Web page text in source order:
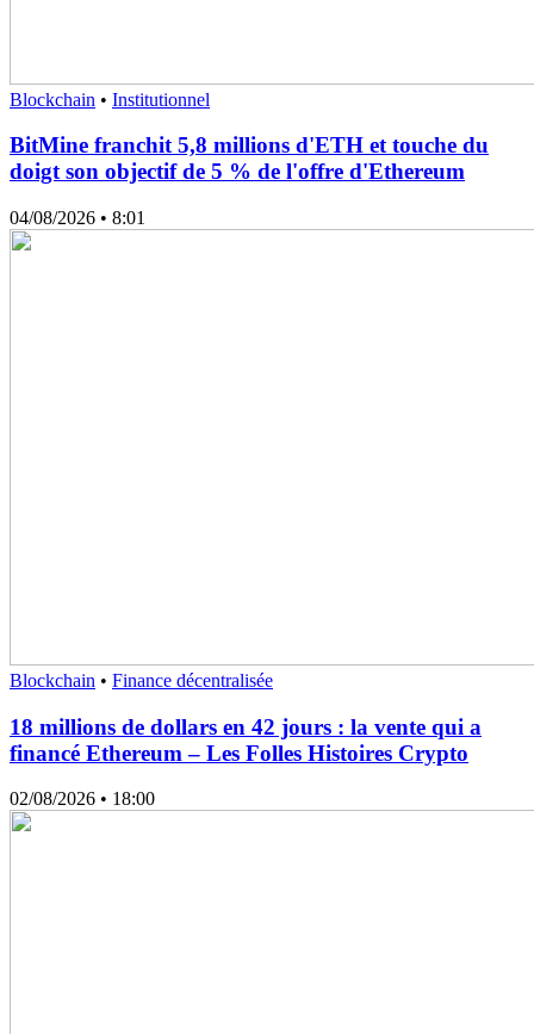
Blockchain • Institutionnel
BitMine franchit 5,8 millions d'ETH et touche du
doigt son objectif de 5 % de l'offre d'Ethereum
04/08/2026 • 8:01
Blockchain • Finance décentralisée
18 millions de dollars en 42 jours : la vente qui a
financé Ethereum – Les Folles Histoires Crypto
02/08/2026 • 18:00